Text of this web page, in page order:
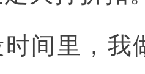
间里，